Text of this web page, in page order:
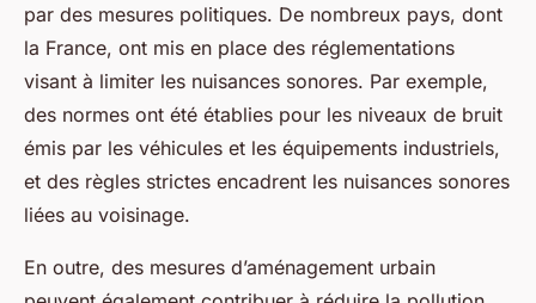
par des mesures politiques. De nombreux pays, dont
la France, ont mis en place des réglementations
visant à limiter les nuisances sonores. Par exemple,
des normes ont été établies pour les niveaux de bruit
émis par les véhicules et les équipements industriels,
et des règles strictes encadrent les nuisances sonores
liées au voisinage.
En outre, des mesures d’aménagement urbain